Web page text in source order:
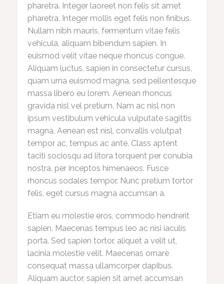
pharetra. Integer laoreet non felis sit amet
pharetra. Integer mollis eget felis non finibus.
Nullam nibh mauris, fermentum vitae felis
vehicula, aliquam bibendum sapien. In
euismod velit vitae neque rhoncus congue.
Aliquam luctus, sapien in consectetur cursus,
quam urna euismod magna, sed pellentesque
massa libero eu lorem. Aenean rhoncus
gravida nisl vel pretium. Nam ac nisl non
ipsum vestibulum vehicula vulputate sagittis
magna. Aenean est nisl, convallis volutpat
tempor ac, tempus ac ante. Class aptent
taciti sociosqu ad litora torquent per conubia
nostra, per inceptos himenaeos. Fusce
rhoncus sodales tempor. Nunc pretium tortor
felis, eget cursus magna accumsan a.
Etiam eu molestie eros, commodo hendrerit
sapien. Maecenas tempus leo ac nisi iaculis
porta. Sed sapien tortor, aliquet a velit ut,
lacinia molestie velit. Maecenas ornare
consequat massa ullamcorper dapibus.
Aliquam auctor, sapien sit amet accumsan